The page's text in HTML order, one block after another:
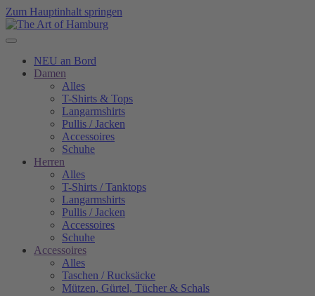
Zum Hauptinhalt springen
NEU an Bord
Damen
Alles
T-Shirts & Tops
Langarmshirts
Pullis / Jacken
Accessoires
Schuhe
Herren
Alles
T-Shirts / Tanktops
Langarmshirts
Pullis / Jacken
Accessoires
Schuhe
Accessoires
Alles
Taschen / Rucksäcke
Mützen, Gürtel, Tücher & Schals